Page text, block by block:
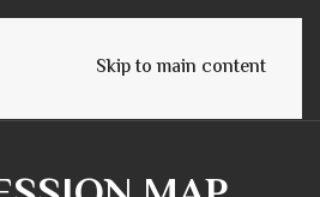
Skip to main content